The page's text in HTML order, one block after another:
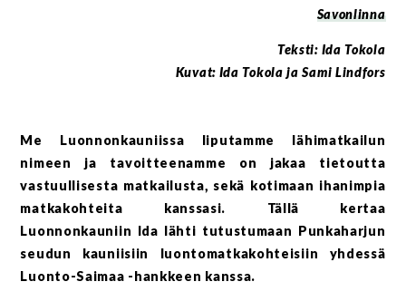
Savonlinna
Teksti: Ida Tokola
Kuvat: Ida Tokola ja Sami Lindfors
Me Luonnonkauniissa liputamme lähimatkailun
nimeen ja tavoitteenamme on jakaa tietoutta
vastuullisesta matkailusta, sekä kotimaan ihanimpia
matkakohteita kanssasi. Tällä kertaa
Luonnonkauniin Ida lähti tutustumaan Punkaharjun
seudun kauniisiin luontomatkakohteisiin yhdessä
Luonto-Saimaa -hankkeen kanssa.